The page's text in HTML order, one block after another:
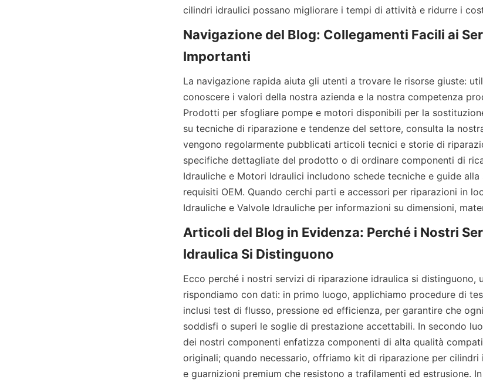
cilindri idraulici possano migliorare i tempi di attività e ridurre i
Navigazione del Blog: Collegamenti Facili ai
La navigazione rapida aiuta gli utenti a trovare le risorse giuste:
conoscere i valori della nostra azienda e la nostra competenza
Prodotti per sfogliare pompe e motori disponibili per la
su tecniche di riparazione e tendenze del settore, consulta la
vengono regolarmente pubblicati articoli tecnici e storie di
specifiche dettagliate del prodotto o di ordinare componenti di
Idrauliche e Motori Idraulici includono schede tecniche e guide
requisiti OEM. Quando cerchi parti e accessori per riparazioni in
Idrauliche e Valvole Idrauliche per informazioni su dimensioni,
Articoli del Blog in Evidenza: Perché i Nostri
Ecco perché i nostri servizi di riparazione idraulica si distinguono,
rispondiamo con dati: in primo luogo, applichiamo procedure di
inclusi test di flusso, pressione ed efficienza, per garantire che
soddisfi o superi le soglie di prestazione accettabili. In secondo
dei nostri componenti enfatizza componenti di alta qualità
originali; quando necessario, offriamo kit di riparazione per cilindri
e guarnizioni premium che resistono a trafilamenti ed estrusione.